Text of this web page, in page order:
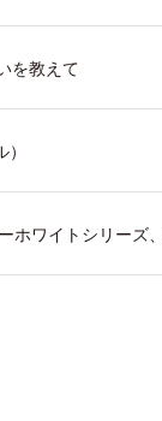
を教えて
ホワイトシリーズ